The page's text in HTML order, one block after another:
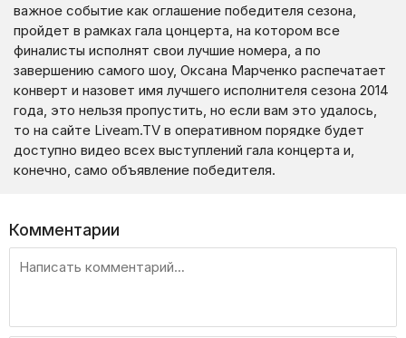
важное событие как оглашение победителя сезона,
пройдет в рамках гала цонцерта, на котором все
финалисты исполнят свои лучшие номера, а по
завершению самого шоу, Оксана Марченко распечатает
конверт и назовет имя лучшего исполнителя сезона 2014
года, это нельзя пропустить, но если вам это удалось,
то на сайте Liveam.TV в оперативном порядке будет
доступно видео всех выступлений гала концерта и,
конечно, само объявление победителя.
Комментарии